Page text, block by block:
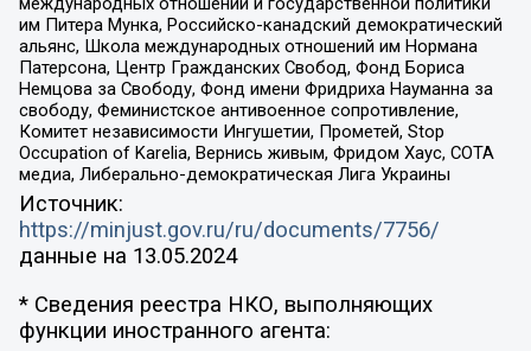
им Питера Мунка, Российско-канадский демократический
альянс, Школа международных отношений им Нормана
Патерсона, Центр Гражданских Свобод, Фонд Бориса
Немцова за Свободу, Фонд имени Фридриха Науманна за
свободу, Феминистское антивоенное сопротивление,
Комитет независимости Ингушетии, Прометей, Stop
Occupation of Karelia, Вернись живым, Фридом Хаус, СОТА
медиа, Либерально-демократическая Лига Украины
Источник:
https://minjust.gov.ru/ru/documents/7756/
данные на 13.05.2024
* Сведения реестра НКО, выполняющих
функции иностранного агента: